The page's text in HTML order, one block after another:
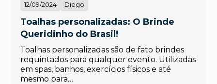
12/09/2024 Diego
Toalhas personalizadas: O Brinde
Queridinho do Brasil!
Toalhas personalizadas são de fato brindes
requintados para qualquer evento. Utilizadas
em spas, banhos, exercícios físicos e até
mesmo para…